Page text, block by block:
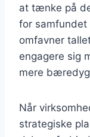
at tænke på
for samfundet
omfavner
engagere sig
mere
Når
strategiske